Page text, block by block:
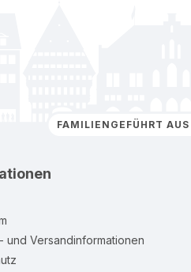
FAMILIENGEFÜHRT
und Versandinformationen